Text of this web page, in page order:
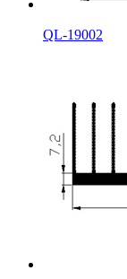
QL-19002